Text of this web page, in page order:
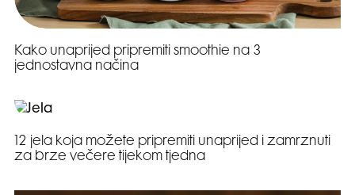
Kako unaprijed pripremiti smoothie na 3
jednostavna načina
12 jela koja možete pripremiti unaprijed i zamrznuti
za brze večere tijekom tjedna